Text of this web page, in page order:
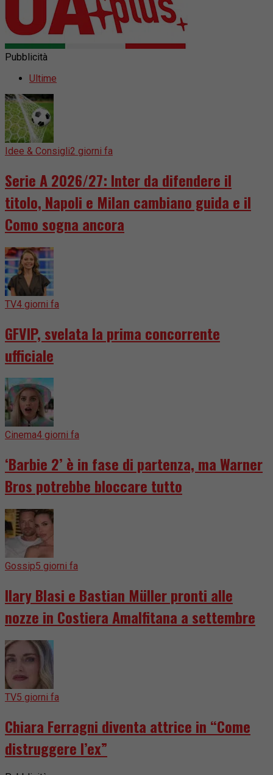
Pubblicità
Ultime
Idee & Consigli2 giorni fa
Serie A 2026/27: Inter da difendere il
titolo, Napoli e Milan cambiano guida e il
Como sogna ancora
TV4 giorni fa
GFVIP, svelata la prima concorrente
ufficiale
Cinema4 giorni fa
‘Barbie 2’ è in fase di partenza, ma Warner
Bros potrebbe bloccare tutto
Gossip5 giorni fa
Ilary Blasi e Bastian Müller pronti alle
nozze in Costiera Amalfitana a settembre
TV5 giorni fa
Chiara Ferragni diventa attrice in “Come
distruggere l’ex”